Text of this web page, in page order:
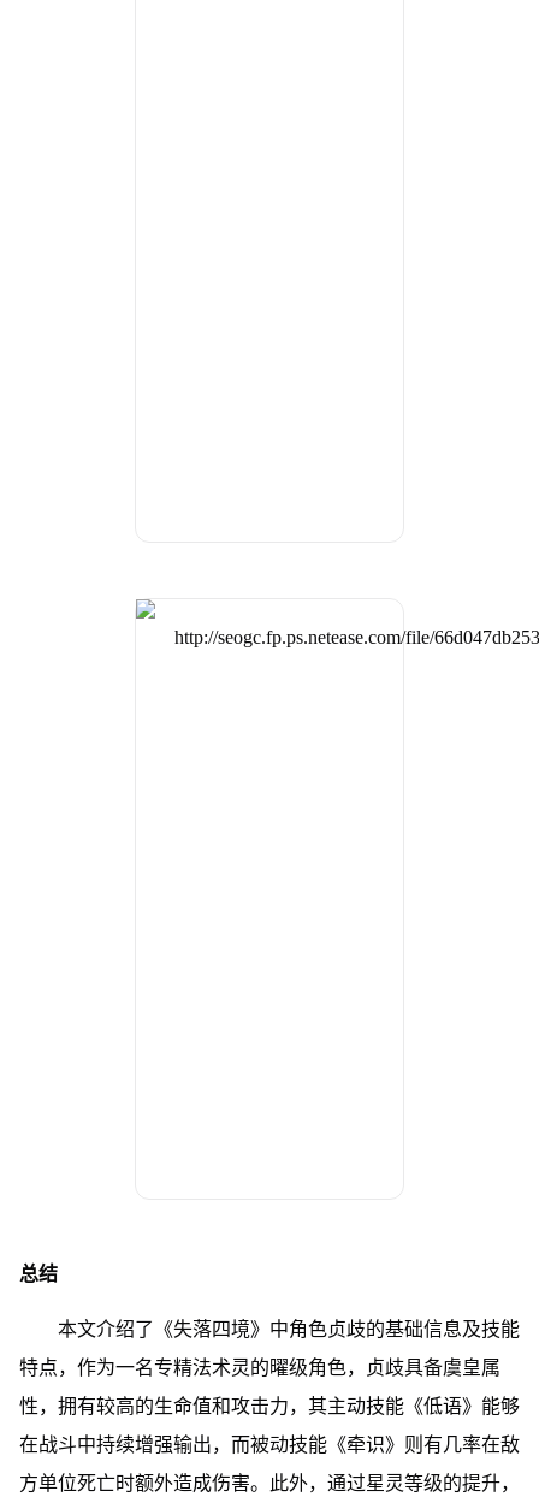
总结
本文介绍了《失落四境》中角色贞歧的基础信息及技能
特点，作为一名专精法术灵的曜级角色，贞歧具备虞皇属
性，拥有较高的生命值和攻击力，其主动技能《低语》能够
在战斗中持续增强输出，而被动技能《牵识》则有几率在敌
方单位死亡时额外造成伤害。此外，通过星灵等级的提升，